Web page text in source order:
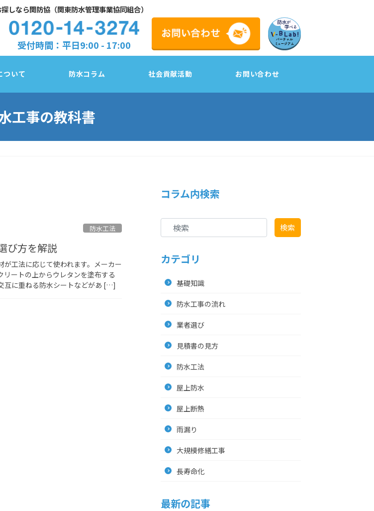
しなら関防協（関東防水管理事業協同組合）
受付時間：平日9:00 - 17:00
ついて 防水コラム 社会貢献活動 お問い合わせ
工事の教科書
防水工法
び方を解説
工法に応じて使われます。メーカー
ートの上からウレタンを塗布する
互に重ねる防水シートなどがあ […]
コラム内検索
検索
カテゴリ
基礎知識
防水工事の流れ
業者選び
見積書の見方
防水工法
屋上防水
屋上断熱
雨漏り
大規模修繕工事
長寿命化
最新の記事